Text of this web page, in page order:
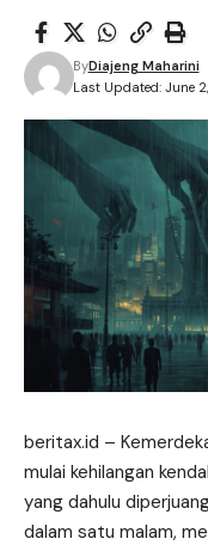
Last Updated: June
ByDiajeng Maharini
beritax.id –
mulai kehilangan
yang dahulu
dalam satu malam,